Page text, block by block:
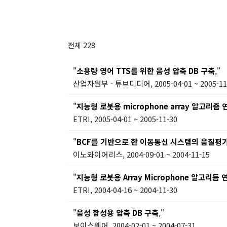
전체 228
"소용량 영어 TTS를 위한 음성 압축 DB 구축,"
산업자원부 - 튜브미디어, 2005-04-01 ~ 2005-
"지능형 로봇용 microphone array 알고리즘
ETRI, 2005-04-01 ~ 2005-11-30
"BCF를 기반으로 한 이동통신 시스템의 음질평
이노와이어리스, 2004-09-01 ~ 2004-11-15
"지능형 로봇용 Array Microphone 알고리듬
ETRI, 2004-04-16 ~ 2004-11-30
"음성 합성용 압축 DB 구축,"